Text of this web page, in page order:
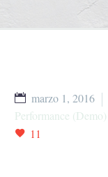
marzo 1, 2016
Performance (Demo)
11